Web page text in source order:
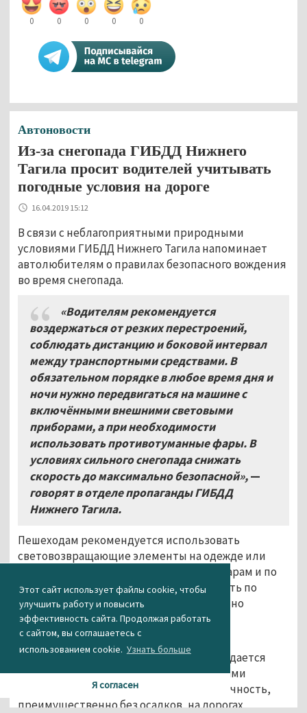
Этот сайт использует файлы cookie, чтобы
улучшить работу и повысить
эффективность сайта. Продолжая работать
с сайтом, вы соглашаетесь с
использованием cookie. Узнать больше
Я согласен
0 0 0 0 0
Автоновости
Из-за снегопада ГИБДД Нижнего
Тагила просит водителей учитывать
погодные условия на дороге
16.04.2019 15:12
В связи с неблагоприятными природными
условиями ГИБДД Нижнего Тагила напоминает
автолюбителям о правилах безопасного вождения
во время снегопада.
«Водителям рекомендуется
воздержаться от резких перестроений,
соблюдать дистанцию и боковой интервал
между транспортными средствами. В
обязательном порядке в любое время дня и
ночи нужно передвигаться на машине с
включёнными внешними световыми
приборами, а при необходимости
использовать противотуманные фары. В
условиях сильного снегопада снижать
скорость до максимально безопасной»,—
говорят в отделе пропаганды ГИБДД
Нижнего Тагила.
Пешеходам рекомендуется использовать
световозвращающие элементы на одежде или
сумках, передвигаться только по тротуарам и по
возможности переходить проезжую часть по
пешеходным переходам, предварительно
убедившись в безопасности.
По прогнозам синоптиков, 17 апреля на
территории Свердловской области ожидается
облачная с прояснениями погода, местами
небольшой снег, днём переменная облачность,
преимущественно без осадков, на дорогах